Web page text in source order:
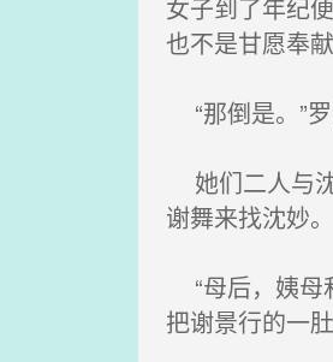
女子到了年纪
也不是甘愿奉
“那倒是。”罗
她们二人与
谢舞来找沈妙。
“母后，姨母
把谢景行的一